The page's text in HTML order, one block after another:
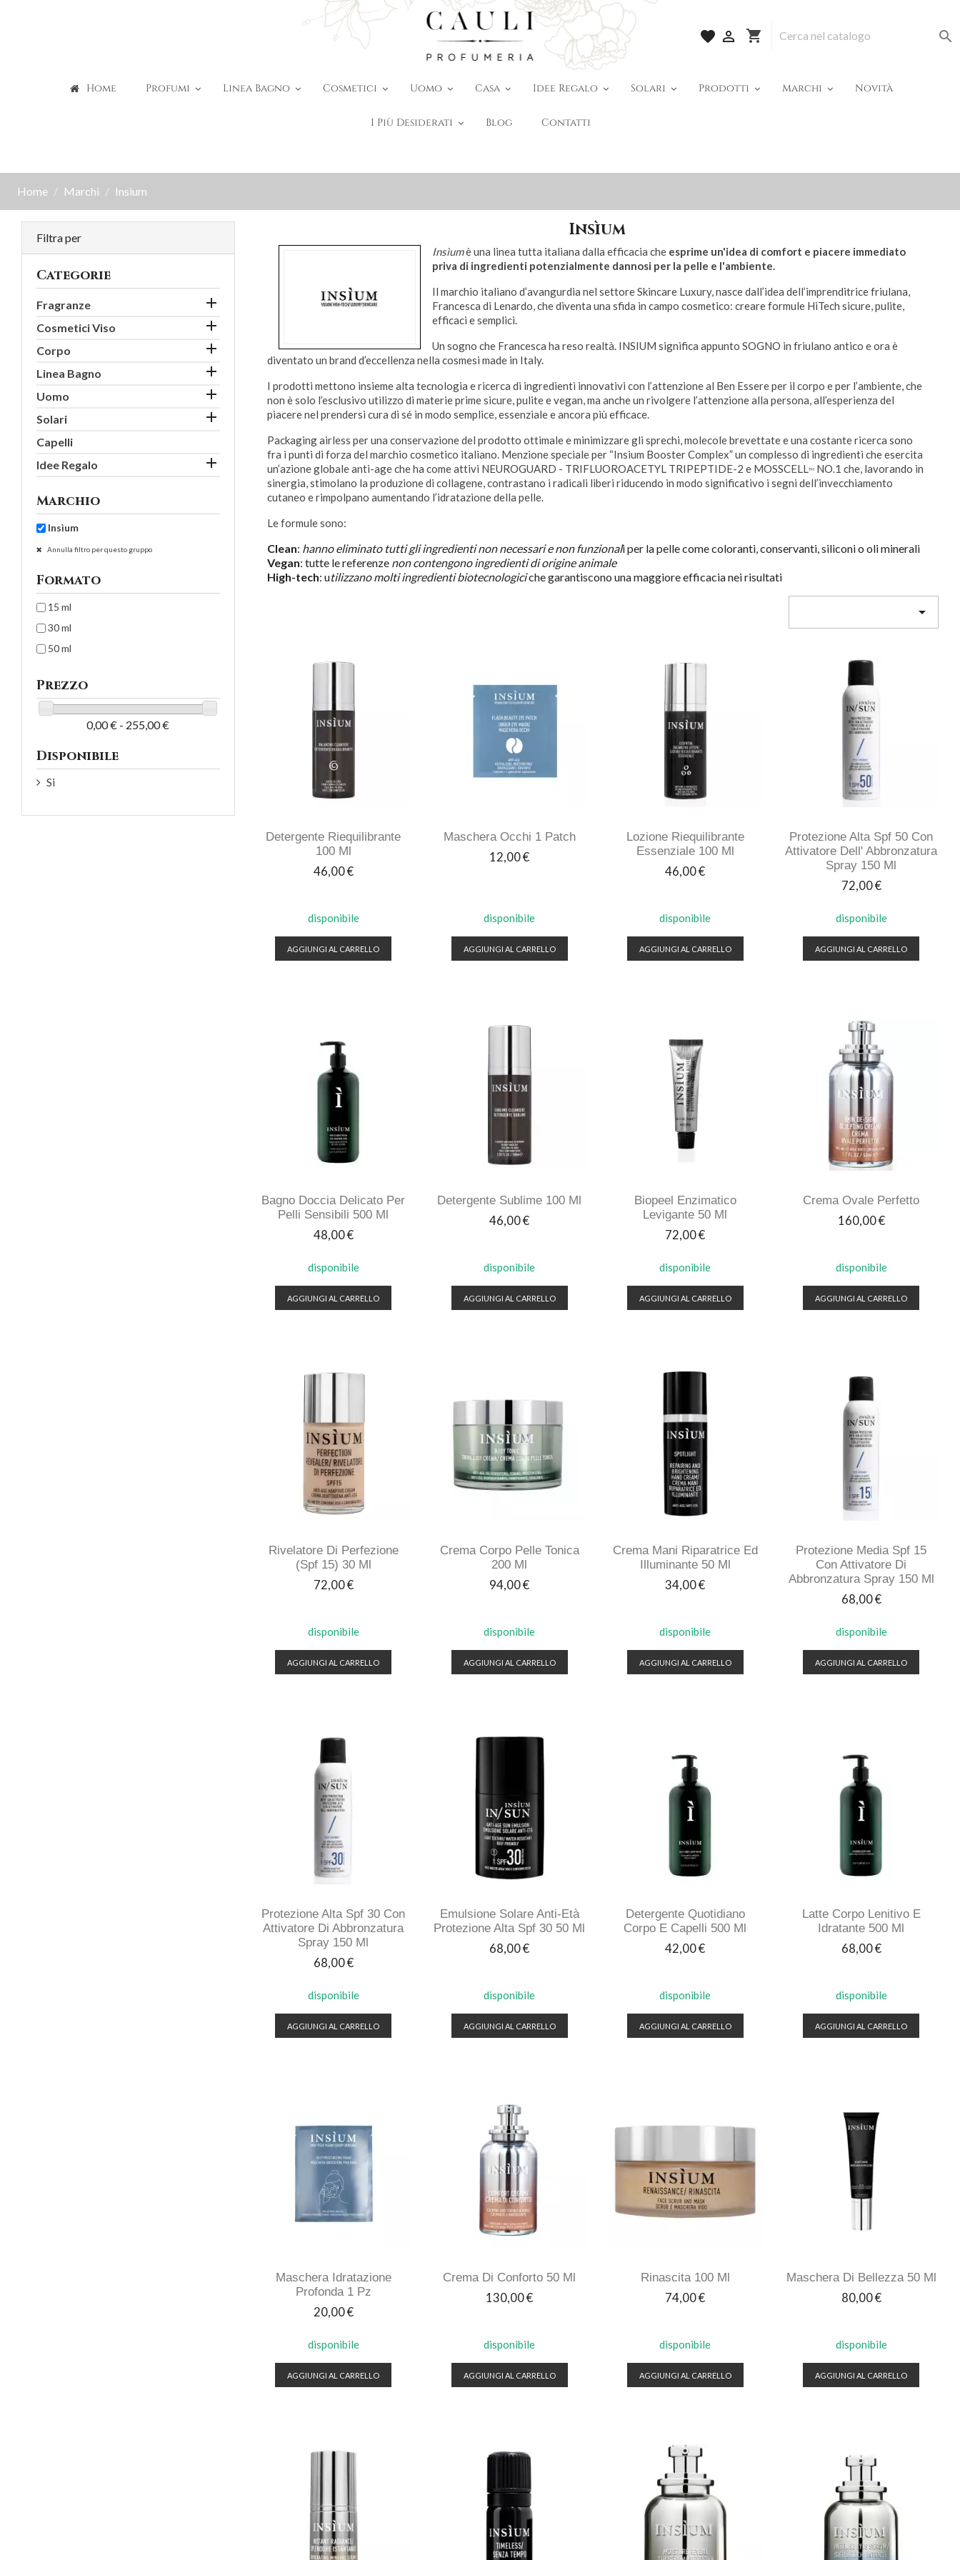
favorite  shopping_cart 
Home Profumi Linea Bagno Cosmetici Uomo Casa Idee Regalo Solari Prodotti Marchi Novità
I Più Desiderati Blog Contatti
Home Marchi Insìum
Filtra per
Categorie

Fragranze

Cosmetici Viso

Corpo

Linea Bagno

Uomo

Solari
Capelli

Idee Regalo
Marchio
Insìum
Annulla filtro per questo gruppo
Formato
15 ml
30 ml
50 ml
Prezzo
0,00 € - 255,00 €
Disponibile
Si
Insìum
Insìumè una linea tutta italiana dalla efficacia che esprime un'idea di comfort e piacere immediato
priva di ingredienti potenzialmente dannosi per la pelle e l'ambiente.
Il marchio italiano d’avangurdia nel settore Skincare Luxury, nasce dall’idea dell’imprenditrice friulana,
Francesca di Lenardo, che diventa una sfida in campo cosmetico: creare formule HiTech sicure, pulite,
efficaci e semplici.
Un sogno che Francesca ha reso realtà. INSIUM significa appunto SOGNO in friulano antico e ora è
diventato un brand d’eccellenza nella cosmesi made in Italy.
I prodotti mettono insieme alta tecnologia e ricerca di ingredienti innovativi con l’attenzione al Ben Essere per il corpo e per l’ambiente, che
non è solo l’esclusivo utilizzo di materie prime sicure, pulite e vegan, ma anche un rivolgere l’attenzione alla persona, all’esperienza del
piacere nel prendersi cura di sé in modo semplice, essenziale e ancora più efficace.
Packaging airless per una conservazione del prodotto ottimale e minimizzare gli sprechi, molecole brevettate e una costante ricerca sono
fra i punti di forza del marchio cosmetico italiano. Menzione speciale per “Insium Booster Complex” un complesso di ingredienti che esercita
un’azione globale anti-age che ha come attivi NEUROGUARD - TRIFLUOROACETYL TRIPEPTIDE-2 e MOSSCELL
TMNO.1 che, lavorando in
sinergia, stimolano la produzione di collagene, contrastano i radicali liberi riducendo in modo significativo i segni dell’invecchiamento
cutaneo e rimpolpano aumentando l’idratazione della pelle.
Le formule sono:
Clean: hanno eliminato tutti gli ingredienti non necessari e non funzionali per la pelle come coloranti, conservanti, siliconi o oli minerali
Vegan: tutte le referenze non contengono ingredienti di origine animale
High-tech: utilizzano molti ingredienti biotecnologiciche garantiscono una maggiore efficacia nei risultati

Detergente Riequilibrante
100 Ml
Prezzo
46,00 €
disponibile
AGGIUNGI AL CARRELLO
Maschera Occhi 1 Patch
Prezzo
12,00 €
disponibile
AGGIUNGI AL CARRELLO
Lozione Riequilibrante
Essenziale 100 Ml
Prezzo
46,00 €
disponibile
AGGIUNGI AL CARRELLO
Protezione Alta Spf 50 Con
Attivatore Dell' Abbronzatura
Spray 150 Ml
Prezzo
72,00 €
disponibile
AGGIUNGI AL CARRELLO
Bagno Doccia Delicato Per
Pelli Sensibili 500 Ml
Prezzo
48,00 €
disponibile
AGGIUNGI AL CARRELLO
Detergente Sublime 100 Ml
Prezzo
46,00 €
disponibile
AGGIUNGI AL CARRELLO
Biopeel Enzimatico
Levigante 50 Ml
Prezzo
72,00 €
disponibile
AGGIUNGI AL CARRELLO
Crema Ovale Perfetto
Prezzo
160,00 €
disponibile
AGGIUNGI AL CARRELLO
Rivelatore Di Perfezione
(spf 15) 30 Ml
Prezzo
72,00 €
disponibile
AGGIUNGI AL CARRELLO
Crema Corpo Pelle Tonica
200 Ml
Prezzo
94,00 €
disponibile
AGGIUNGI AL CARRELLO
Crema Mani Riparatrice Ed
Illuminante 50 Ml
Prezzo
34,00 €
disponibile
AGGIUNGI AL CARRELLO
Protezione Media Spf 15
Con Attivatore Di
Abbronzatura Spray 150 Ml
Prezzo
68,00 €
disponibile
AGGIUNGI AL CARRELLO
Protezione Alta Spf 30 Con
Attivatore Di Abbronzatura
Spray 150 Ml
Prezzo
68,00 €
disponibile
AGGIUNGI AL CARRELLO
Emulsione Solare Anti-Età
Protezione Alta Spf 30 50 Ml
Prezzo
68,00 €
disponibile
AGGIUNGI AL CARRELLO
Detergente Quotidiano
Corpo E Capelli 500 Ml
Prezzo
42,00 €
disponibile
AGGIUNGI AL CARRELLO
Latte Corpo Lenitivo E
Idratante 500 Ml
Prezzo
68,00 €
disponibile
AGGIUNGI AL CARRELLO
Maschera Idratazione
Profonda 1 Pz
Prezzo
20,00 €
disponibile
AGGIUNGI AL CARRELLO
Crema Di Conforto 50 Ml
Prezzo
130,00 €
disponibile
AGGIUNGI AL CARRELLO
Rinascita 100 Ml
Prezzo
74,00 €
disponibile
AGGIUNGI AL CARRELLO
Maschera Di Bellezza 50 Ml
Prezzo
80,00 €
disponibile
AGGIUNGI AL CARRELLO